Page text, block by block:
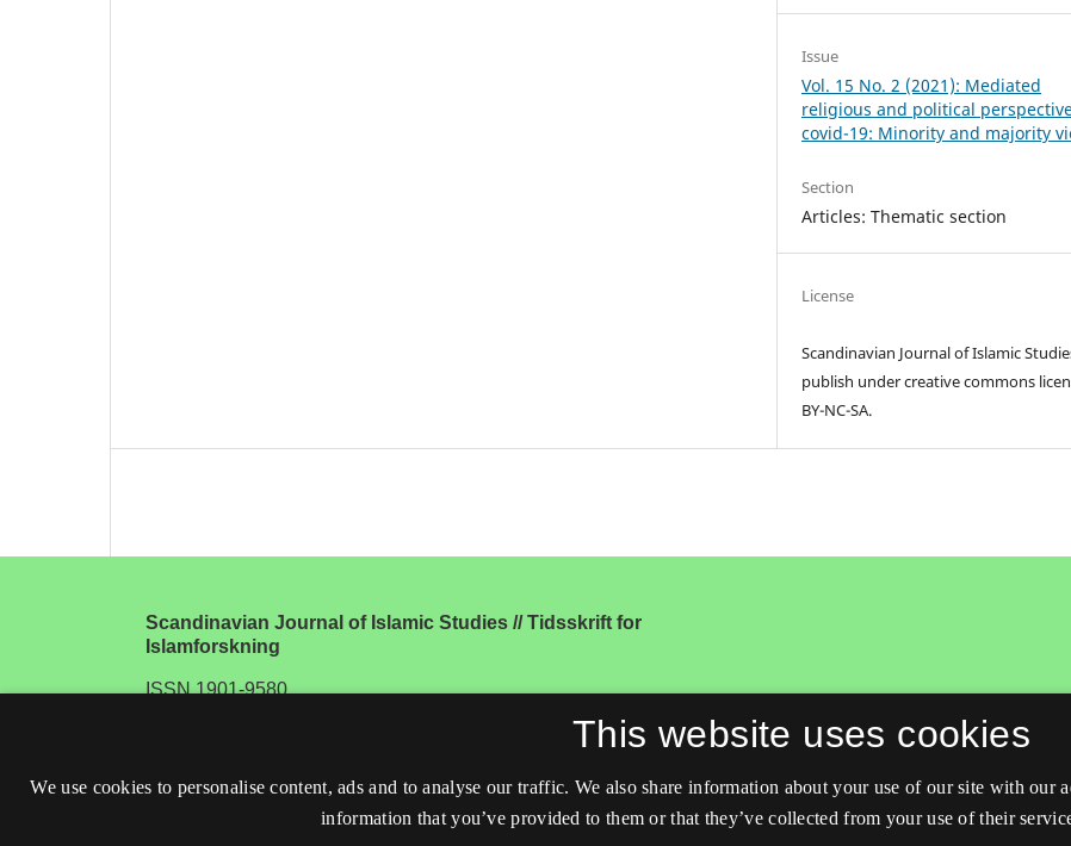
Issue
Vol. 15 No. 2 (2021): Mediated
religious and political
covid-19: Minority and majority
Section
Articles: Thematic section
License
Scandinavian Journal of Islamic
publish under creative commons
BY-NC-SA.
Scandinavian Journal of Islamic Studies // Tidsskrift for
Islamforskning
ISSN 1901-9580
Accessibility statement (in Danish)
This website uses cookies
We use cookies to personalise content, ads and to analyse our traffic. We also share information about your use of our site with
information that you’ve provided to them or that they’ve collected from your use of their